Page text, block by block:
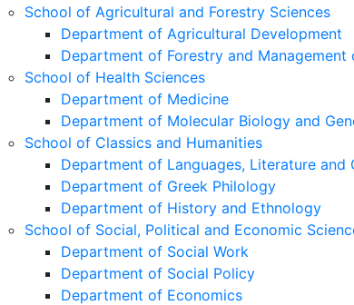
School of Agricultural and Forestry Sciences
Department of Agricultural Development
Department of Forestry and
School of Health Sciences
Department of Medicine
Department of Molecular Biology and
School of Classics and Humanities
Department of Languages, Literature
Department of Greek Philology
Department of History and Ethnology
School of Social, Political and Economic
Department of Social Work
Department of Social Policy
Department of Economics